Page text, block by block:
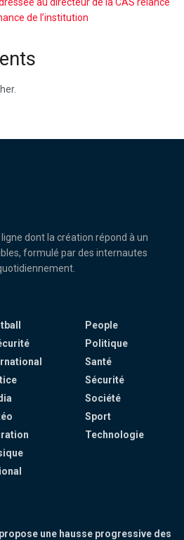
de l’institution
dont la création répond à un
formulé par des internautes
People
Politique
Santé
Sécurité
Société
Sport
Technologie
une hausse progressive des